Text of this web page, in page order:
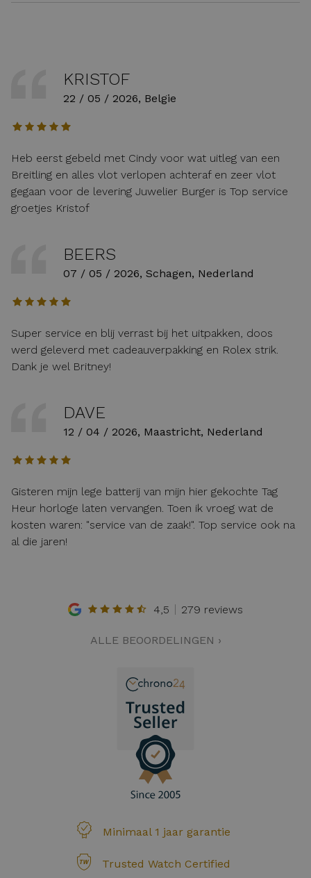
KRISTOF
22 / 05 / 2026, Belgie
Heb eerst gebeld met Cindy voor wat uitleg van een
Breitling en alles vlot verlopen achteraf en zeer vlot
gegaan voor de levering Juwelier Burger is Top service
groetjes Kristof
BEERS
07 / 05 / 2026, Schagen, Nederland
Super service en blij verrast bij het uitpakken, doos
werd geleverd met cadeauverpakking en Rolex strik.
Dank je wel Britney!
DAVE
12 / 04 / 2026, Maastricht, Nederland
Gisteren mijn lege batterij van mijn hier gekochte Tag
Heur horloge laten vervangen. Toen ik vroeg wat de
kosten waren: "service van de zaak!". Top service ook na
al die jaren!
4,5 279 reviews
ALLE BEOORDELINGEN ›
Minimaal 1 jaar garantie
Trusted Watch Certified